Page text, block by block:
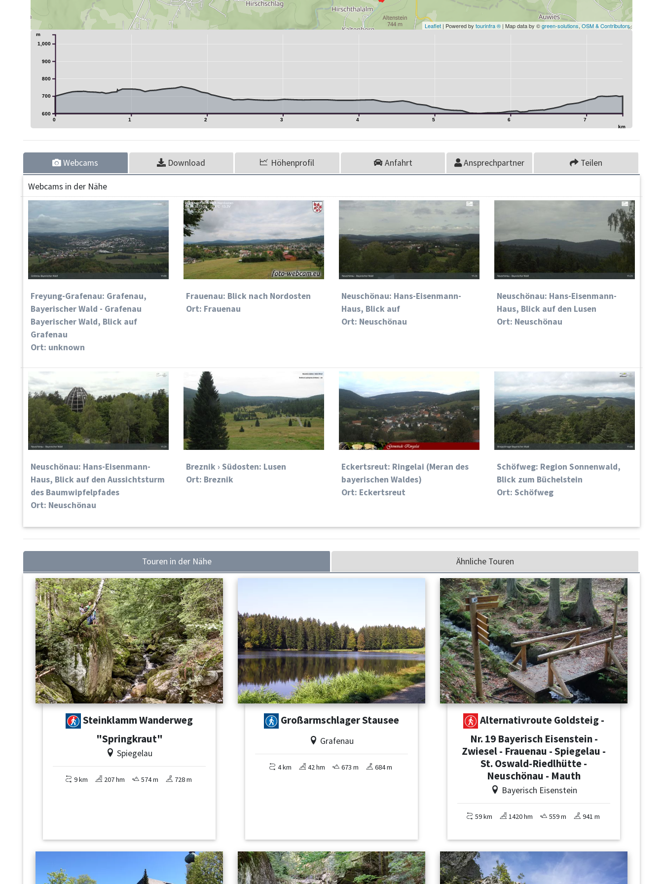
Leaflet | Powered by tourinfra ® | Map data by ©green-solutions,OSM & Contributors
0 1 2 3 4 5 6 7
km
600
700
800
900
1,000
m
Webcams Download Höhenprofil Anfahrt Ansprechpartner Teilen
Webcams in der Nähe
Freyung-Grafenau: Grafenau,
Bayerischer Wald - Grafenau
Bayerischer Wald, Blick auf
Grafenau
Ort: unknown
Frauenau: Blick nach Nordosten
Ort: Frauenau
Neuschönau: Hans-Eisenmann-
Haus, Blick auf
Ort: Neuschönau
Neuschönau: Hans-Eisenmann-
Haus, Blick auf den Lusen
Ort: Neuschönau
Neuschönau: Hans-Eisenmann-
Haus, Blick auf den Aussichtsturm
des Baumwipfelpfades
Ort: Neuschönau
Breznik › Südosten: Lusen
Ort: Breznik
Eckertsreut: Ringelai (Meran des
bayerischen Waldes)
Ort: Eckertsreut
Schöfweg: Region Sonnenwald,
Blick zum Büchelstein
Ort: Schöfweg
Touren in der Nähe Ähnliche Touren
Steinklamm Wanderweg
"Springkraut"
Spiegelau
9 km 207 hm 574 m 728 m
Großarmschlager Stausee
Grafenau
4 km 42 hm 673 m 684 m
Alternativroute Goldsteig -
Nr. 19 Bayerisch Eisenstein -
Zwiesel - Frauenau - Spiegelau -
St. Oswald-Riedlhütte -
Neuschönau - Mauth
Bayerisch Eisenstein
59 km 1420 hm 559 m 941 m